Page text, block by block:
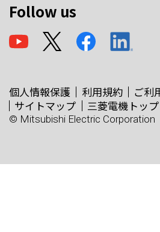
Follow us
個人情報保護 利用規約
ご利
サイトマップ
三菱電機トップ
© Mitsubishi Electric Corporation